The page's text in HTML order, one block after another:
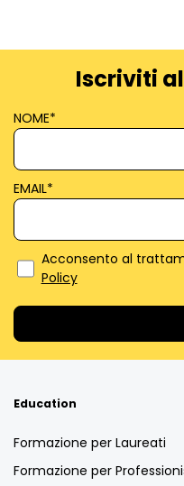
Iscriviti
NOME*
EMAIL*
Acconsento al
Policy
Education
Formazione per Laureati
Formazione per